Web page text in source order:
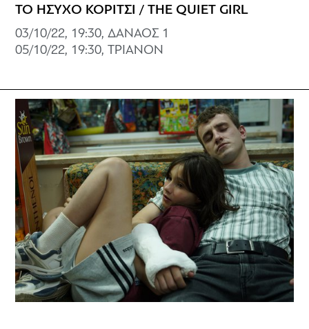
ΤΟ ΗΣΥΧΟ ΚΟΡΙΤΣΙ / THE QUIET GIRL
03/10/22, 19:30, ΔΑΝΑΟΣ 1
05/10/22, 19:30, ΤΡΙΑΝΟΝ